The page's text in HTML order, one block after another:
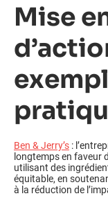
Mise
Ben & Jerry’s :
longtemps en faveur
utilisant des
équitable, en
à la réduction de